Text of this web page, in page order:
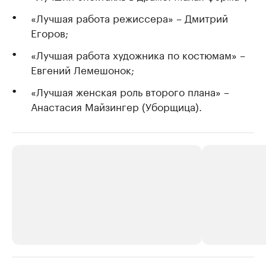
«Лучшая работа режиссера» – Дмитрий
Егоров;
«Лучшая работа художника по костюмам» –
Евгений Лемешонок;
«Лучшая женская роль второго плана» –
Анастасия Майзингер (Уборщица).